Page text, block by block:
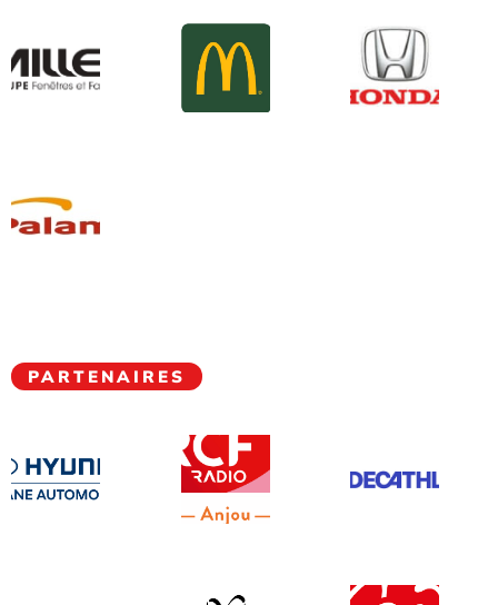
PARTENAIRES